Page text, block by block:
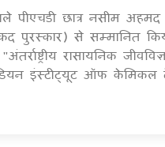
छात्र नसीम अहमद
पुरस्कार) से सम्मानित
रासायनिक
इंस्टीट्यूट ऑफ केमिकल